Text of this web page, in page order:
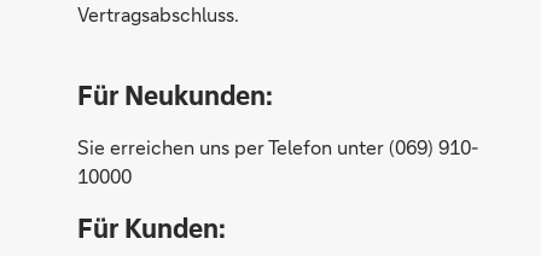
Philipp Aicher
Vertragsabschluss.
Für Neukunden:
Sie erreichen uns per Telefon unter (069) 910-
10000
Für Kunden: